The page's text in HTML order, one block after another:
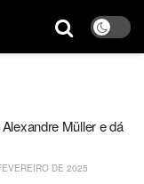
Müller e dá
DE 2025